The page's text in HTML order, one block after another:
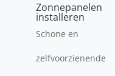
Zonnepanelen
installeren
Schone en
zelfvoorzienende